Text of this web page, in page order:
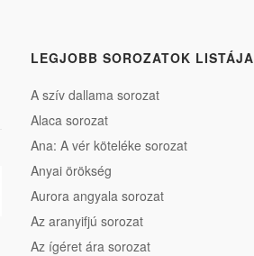
LEGJOBB SOROZATOK LISTÁJA
A szív dallama sorozat
Alaca sorozat
Ana: A vér köteléke sorozat
Anyai örökség
Aurora angyala sorozat
Az aranyifjú sorozat
Az ígéret ára sorozat